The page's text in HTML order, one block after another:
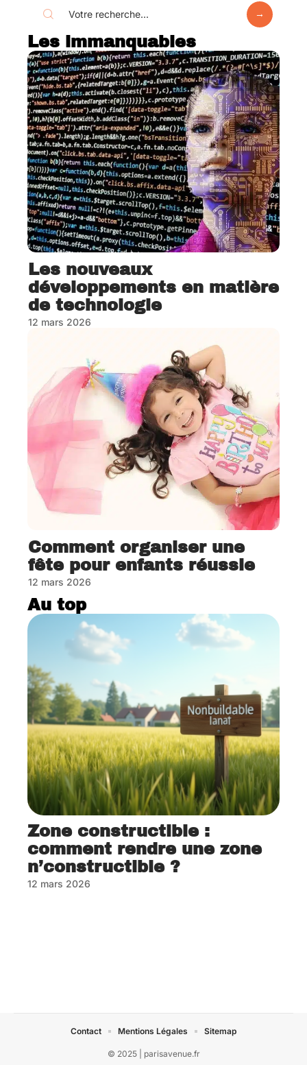
Les immanquables
Les nouveaux
développements en matière
de technologie
12 mars 2026
Comment organiser une
fête pour enfants réussie
12 mars 2026
Au top
Zone constructible :
comment rendre une zone
n’constructible ?
12 mars 2026
© 2025 | parisavenue.fr
Contact Mentions Légales Sitemap